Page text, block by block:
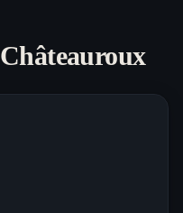
Châteauroux